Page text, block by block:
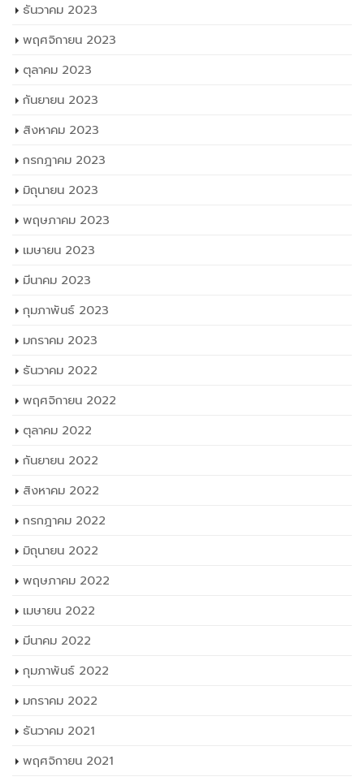
ธันวาคม 2023
พฤศจิกายน 2023
ตุลาคม 2023
กันยายน 2023
สิงหาคม 2023
กรกฎาคม 2023
มิถุนายน 2023
พฤษภาคม 2023
เมษายน 2023
มีนาคม 2023
กุมภาพันธ์ 2023
มกราคม 2023
ธันวาคม 2022
พฤศจิกายน 2022
ตุลาคม 2022
กันยายน 2022
สิงหาคม 2022
กรกฎาคม 2022
มิถุนายน 2022
พฤษภาคม 2022
เมษายน 2022
มีนาคม 2022
กุมภาพันธ์ 2022
มกราคม 2022
ธันวาคม 2021
พฤศจิกายน 2021